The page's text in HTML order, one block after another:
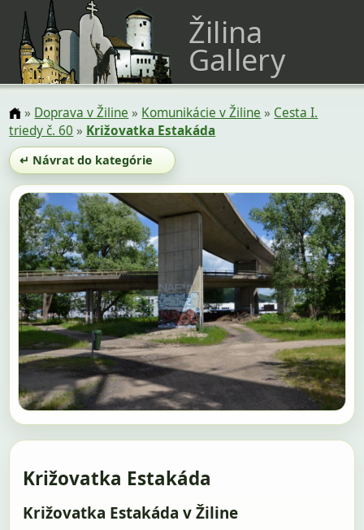
Žilina
Gallery
» Doprava v Žiline » Komunikácie v Žiline » Cesta I.
triedy č. 60 » Križovatka Estakáda
↵ Návrat do kategórie
Križovatka Estakáda
Križovatka Estakáda v Žiline